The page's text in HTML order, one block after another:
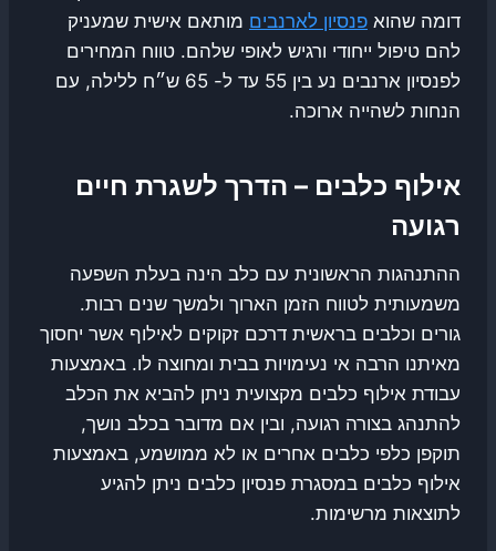
דומה שהוא פנסיון לארנבים מותאם אישית שמעניק
להם טיפול ייחודי ורגיש לאופי שלהם. טווח המחירים
לפנסיון ארנבים נע בין 55 עד ל- 65 ש״ח ללילה, עם
הנחות לשהייה ארוכה.
אילוף כלבים – הדרך לשגרת חיים
רגועה
ההתנהגות הראשונית עם כלב הינה בעלת השפעה
משמעותית לטווח הזמן הארוך ולמשך שנים רבות.
גורים וכלבים בראשית דרכם זקוקים לאילוף אשר יחסוך
מאיתנו הרבה אי נעימויות בבית ומחוצה לו. באמצעות
עבודת אילוף כלבים מקצועית ניתן להביא את הכלב
להתנהג בצורה רגועה, ובין אם מדובר בכלב נושך,
תוקפן כלפי כלבים אחרים או לא ממושמע, באמצעות
אילוף כלבים במסגרת פנסיון כלבים ניתן להגיע
לתוצאות מרשימות.